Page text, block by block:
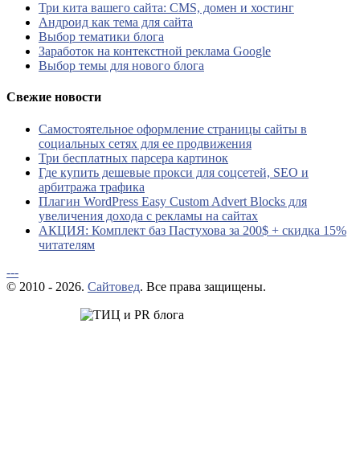
Три кита вашего сайта: CMS, домен и хостинг
Андроид как тема для сайта
Выбор тематики блога
Заработок на контекстной реклама Google
Выбор темы для нового блога
Свежие новости
Самостоятельное оформление страницы сайты в
социальных сетях для ее продвижения
Три бесплатных парсера картинок
Где купить дешевые прокси для соцсетей, SEO и
арбитража трафика
Плагин WordPress Easy Custom Advert Blocks для
увеличения дохода с рекламы на сайтах
АКЦИЯ: Комплект баз Пастухова за 200$ + скидка 15%
читателям
---
© 2010 - 2026. Сайтовед. Все права защищены.